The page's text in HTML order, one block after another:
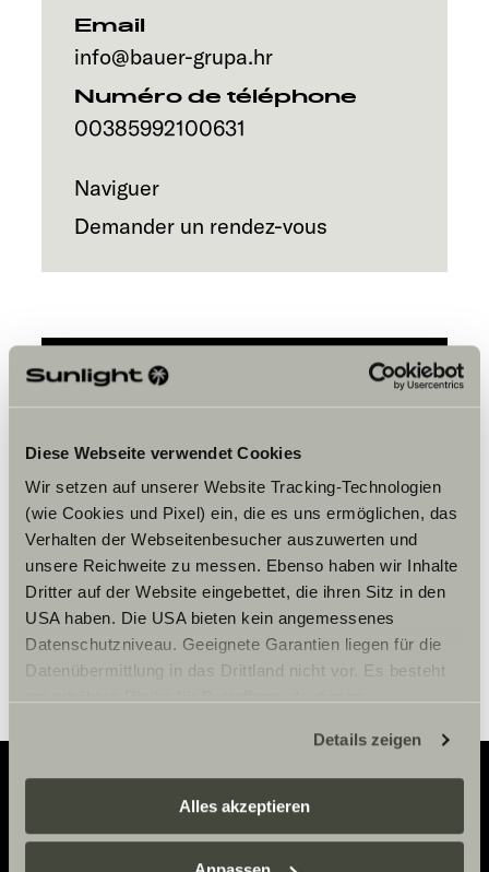
Diese Webseite verwendet Cookies
Wir setzen auf unserer Website Tracking-Technologien
(wie Cookies und Pixel) ein, die es uns ermöglichen, das
Verhalten der Webseitenbesucher auszuwerten und
unsere Reichweite zu messen. Ebenso haben wir Inhalte
Dritter auf der Website eingebettet, die ihren Sitz in den
USA haben. Die USA bieten kein angemessenes
Datenschutzniveau. Geeignete Garantien liegen für die
Datenübermittlung in das Drittland nicht vor. Es besteht
zustehen. Eingesetzte Dienstleister können Daten für
eigene Zwecke verarbeiten und mit anderen Daten
zusammenführen. Weitere Informationen finden Sie hier:
Datenschutzerklärung
Details zeigen
Alles akzeptieren
Email
info@bauer-grupa.hr
Numéro de téléphone
00385992100631
Naviguer
Demander un rendez-vous
afficher le contenu.
Paramètre des cookies
Adventure